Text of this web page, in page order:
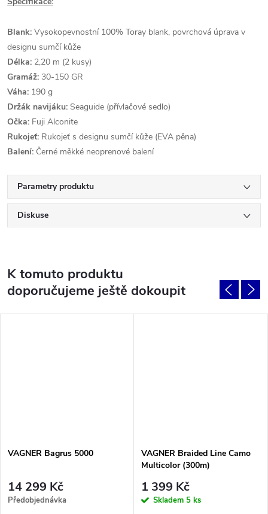
Blank: Vysokopevnostní 100% Toray blank, povrchová úprava v
designu sumčí kůže
Délka: 2,20 m (2 kusy)
Gramáž: 30-150 GR
Váha: 190 g
Držák navijáku: Seaguide (přívlačové sedlo)
Očka: Fuji Alconite
Rukojeť: Rukojeť s designu sumčí kůže (EVA pěna)
Balení: Černé měkké neoprenové balení
Parametry produktu
Diskuse
K tomuto produktu
doporučujeme ještě dokoupit
VAGNER Bagrus 5000
14 299 Kč
Předobjednávka
VAGNER Braided Line Camo
Multicolor (300m)
1 399 Kč
Skladem 5 ks